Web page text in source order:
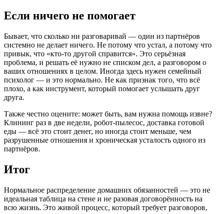
Если ничего не помогает
Бывает, что сколько ни разговаривай — один из партнёров
системно не делает ничего. Не потому что устал, а потому что
привык, что «кто-то другой справится». Это серьёзная
проблема, и решать её нужно не списком дел, а разговором о
ваших отношениях в целом. Иногда здесь нужен семейный
психолог — и это нормально. Не как признак того, что всё
плохо, а как инструмент, который помогает услышать друг
друга.
Также честно оцените: может быть, вам нужна помощь извне?
Клининг раз в две недели, робот-пылесос, доставка готовой
еды — всё это стоит денег, но иногда стоит меньше, чем
разрушенные отношения и хроническая усталость одного из
партнёров.
Итог
Нормальное распределение домашних обязанностей — это не
идеальная таблица на стене и не разовая договорённость на
всю жизнь. Это живой процесс, который требует разговоров,